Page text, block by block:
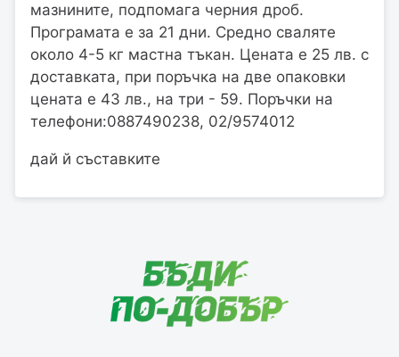
мазнините, подпомага черния дроб.
Програмата е за 21 дни. Средно сваляте
около 4-5 кг мастна тъкан. Цената е 25 лв. с
доставката, при поръчка на две опаковки
цената е 43 лв., на три - 59. Поръчки на
телефони:0887490238, 02/9574012
дай й съставките